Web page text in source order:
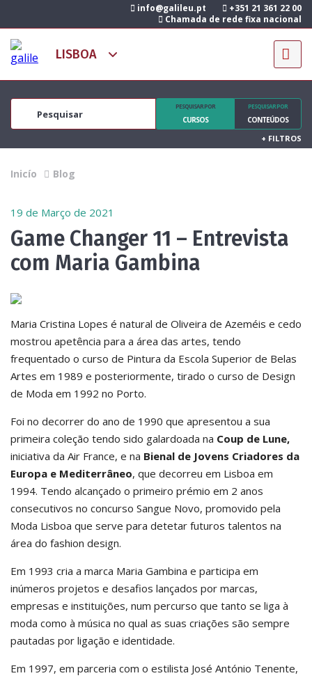
info@galileu.pt
+351 21 361 22 00
Chamada de rede fixa nacional
PESQUISAR POR
CURSOS
PESQUISAR POR
CONTEÚDOS
+ FILTROS
Inicío Blog
19 de Março de 2021
Game Changer 11 – Entrevista
com Maria Gambina
Maria Cristina Lopes é natural de Oliveira de Azeméis e cedo
mostrou apetência para a área das artes, tendo
frequentado o curso de Pintura da Escola Superior de Belas
Artes em 1989 e posteriormente, tirado o curso de Design
de Moda em 1992 no Porto.
Foi no decorrer do ano de 1990 que apresentou a sua
primeira coleção tendo sido galardoada na Coup de Lune,
iniciativa da Air France, e na Bienal de Jovens Criadores da
Europa e Mediterrâneo, que decorreu em Lisboa em
1994. Tendo alcançado o primeiro prémio em 2 anos
consecutivos no concurso Sangue Novo, promovido pela
Moda Lisboa que serve para detetar futuros talentos na
área do fashion design.
Em 1993 cria a marca Maria Gambina e participa em
inúmeros projetos e desafios lançados por marcas,
empresas e instituições, num percurso que tanto se liga à
moda como à música no qual as suas criações são sempre
pautadas por ligação e identidade.
Em 1997, em parceria com o estilista José António Tenente,